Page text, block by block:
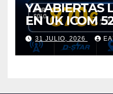
YA ABIERTAS
EN UK ICOM
31 JULIO, 2026